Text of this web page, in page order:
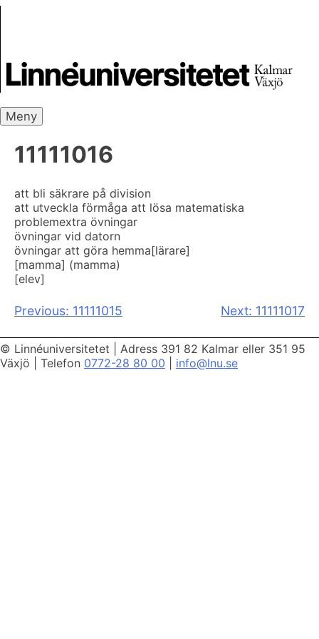
Meny
11111016
att bli säkrare på division
att utveckla förmåga att lösa matematiska
problemextra övningar
övningar vid datorn
övningar att göra hemma[lärare]
[mamma] (mamma)
[elev]
Inläggsnavigering
Previous: 11111015 Next: 11111017
© Linnéuniversitetet
Adress 391 82 Kalmar eller 351 95
Växjö
Telefon 0772-28 80 00 info@lnu.se